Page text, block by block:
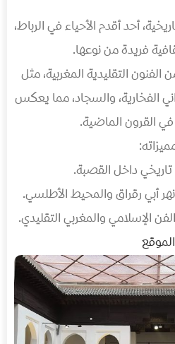
أحد أقدم الأحياء في الرباط،
فريدة من نوعها.
التقليدية المغربية، مثل
الفخارية، والسجاد، مما يعكس
في القرون الماضية.
داخل القصبة.
أبي رقراق والمحيط الأطلسي.
الإسلامي والمغربي التقليدي.
الموقع